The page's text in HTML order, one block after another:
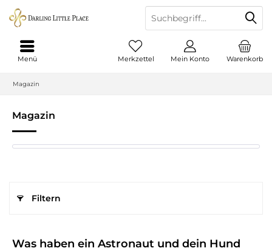
Menü Warenkorb
Merkzettel Mein Konto
Magazin
Magazin
Filtern
Was haben ein Astronaut und dein Hund